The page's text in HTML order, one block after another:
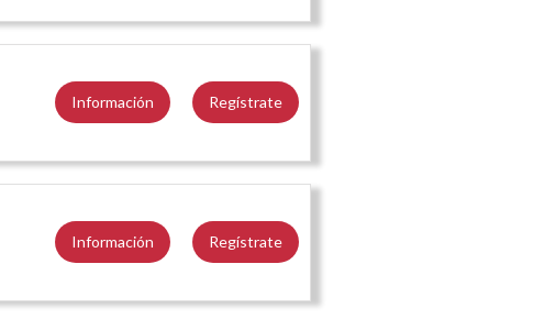
Información Regístrate
Información Regístrate